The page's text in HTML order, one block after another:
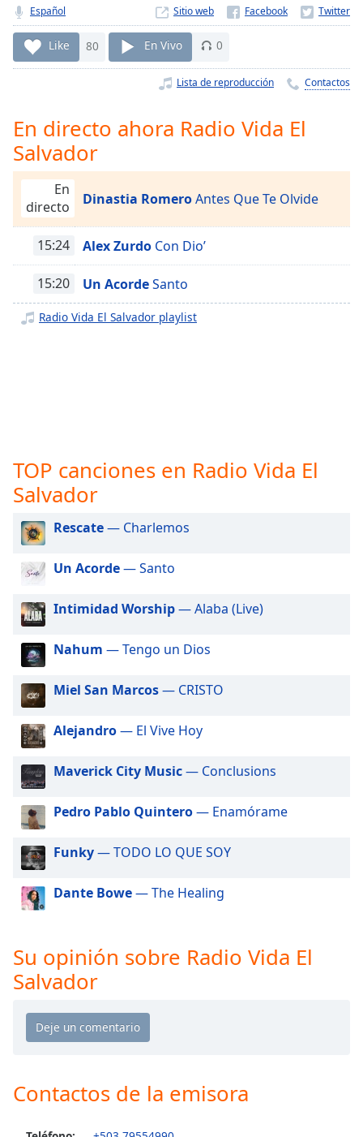
currently
behind
liveLIVE
Remaining
Time-
Playback
Rate
Chapters
Chapters
Descriptions
descriptions
off,
selected
dialog
subtitles
off,
selected
Audio
Track
in-
Picture
modal
window.
Beginning
window.
Escape
cancel
and
close
Text
Opacity
Text
Español Sitio web
Like 80 En Vivo 0
Lista de reproducción Contactos
En directo ahora Radio Vida El
Salvador
En
directo
Dinastia RomeroAntes Que Te Olvide
15:24 Alex Zurdo Con Dio’
15:20 Un AcordeSanto
Radio Vida El Salvador playlist
TOP canciones en Radio Vida El
Salvador
Rescate— Charlemos
Un Acorde— Santo
Intimidad Worship— Alaba (Live)
Nahum — Tengo un Dios
Miel San Marcos— CRISTO
Alejandro— El Vive Hoy
Maverick City Music— Conclusions
Pedro Pablo Quintero— Enamórame
Funky— TODO LO QUE SOY
Dante Bowe— The Healing
Su opinión sobre Radio Vida El
Salvador
Contactos de la emisora